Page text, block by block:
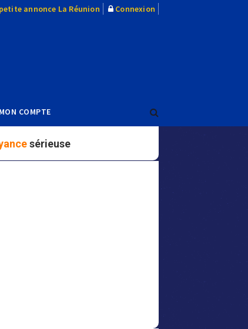
petite annonce La Réunion Connexion
MON COMPTE
sérieuse